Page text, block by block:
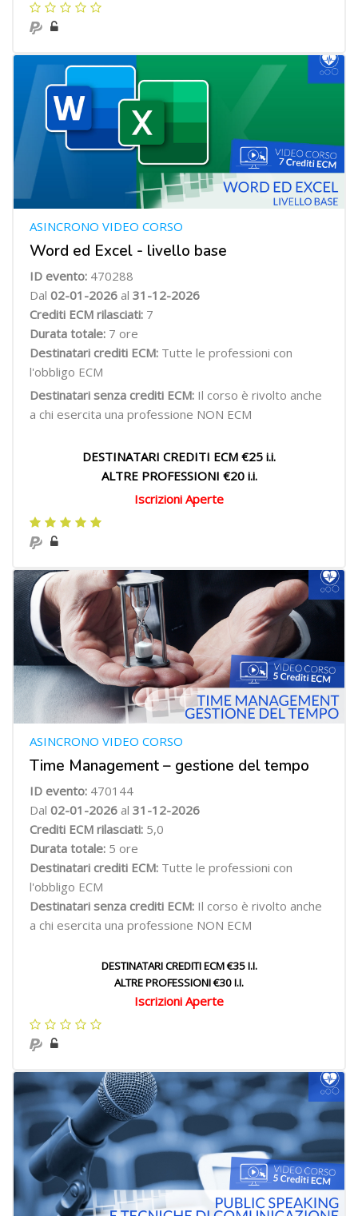
Word ed Excel - livello base
ASINCRONO VIDEO CORSO
ID evento: 470288
Dal 02-01-2026 al 31-12-2026
Crediti ECM rilasciati: 7
Durata totale: 7 ore
Destinatari crediti ECM: Tutte le professioni con
l'obbligo ECM
Destinatari senza crediti ECM: Il corso è rivolto anche
a chi esercita una professione NON ECM
DESTINATARI CREDITI ECM €25 i.i.
ALTRE PROFESSIONI €20 i.i.
Iscrizioni Aperte
Time Management – gestione del tempo
ASINCRONO VIDEO CORSO
ID evento: 470144
Dal 02-01-2026 al 31-12-2026
Crediti ECM rilasciati: 5,0
Durata totale: 5 ore
Destinatari crediti ECM: Tutte le professioni con
l'obbligo ECM
Destinatari senza crediti ECM: Il corso è rivolto anche
a chi esercita una professione NON ECM
DESTINATARI CREDITI ECM €35 I.I.
ALTRE PROFESSIONI €30 I.I.
Iscrizioni Aperte